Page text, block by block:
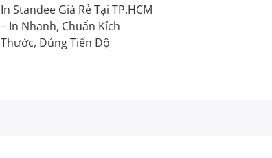
In Standee Giá Rẻ Tại TP.HCM
– In Nhanh, Chuẩn Kích
Thước, Đúng Tiến Độ